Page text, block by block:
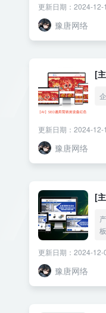
更新日期：2024-12-
豫唐网络
[
更新日期：2024-12-
豫唐网络
[
更新日期：2024-12-
豫唐网络